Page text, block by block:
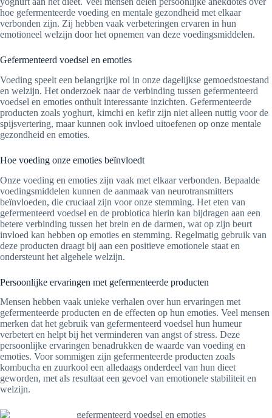
hoe gefermenteerde voeding en mentale gezondheid met elkaar
verbonden zijn. Zij hebben vaak verbeteringen ervaren in hun
emotioneel welzijn door het opnemen van deze voedingsmiddelen.
Gefermenteerd voedsel en emoties
Voeding speelt een belangrijke rol in onze dagelijkse gemoedstoestand
en welzijn. Het onderzoek naar de verbinding tussen gefermenteerd
voedsel en emoties onthult interessante inzichten. Gefermenteerde
producten zoals yoghurt, kimchi en kefir zijn niet alleen nuttig voor de
spijsvertering, maar kunnen ook invloed uitoefenen op onze mentale
gezondheid en emoties.
Hoe voeding onze emoties beïnvloedt
Onze voeding en emoties zijn vaak met elkaar verbonden. Bepaalde
voedingsmiddelen kunnen de aanmaak van neurotransmitters
beïnvloeden, die cruciaal zijn voor onze stemming. Het eten van
gefermenteerd voedsel en de probiotica hierin kan bijdragen aan een
betere verbinding tussen het brein en de darmen, wat op zijn beurt
invloed kan hebben op emoties en stemming. Regelmatig gebruik van
deze producten draagt bij aan een positieve emotionele staat en
ondersteunt het algehele welzijn.
Persoonlijke ervaringen met gefermenteerde producten
Mensen hebben vaak unieke verhalen over hun ervaringen met
gefermenteerde producten en de effecten op hun emoties. Veel mensen
merken dat het gebruik van gefermenteerd voedsel hun humeur
verbetert en helpt bij het verminderen van angst of stress. Deze
persoonlijke ervaringen benadrukken de waarde van voeding en
emoties. Voor sommigen zijn gefermenteerde producten zoals
kombucha en zuurkool een alledaags onderdeel van hun dieet
geworden, met als resultaat een gevoel van emotionele stabiliteit en
welzijn.